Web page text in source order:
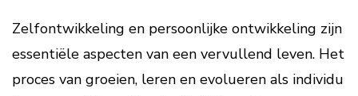
Zelfontwikkeling en persoonlijke ontwikkeling zijn
essentiële aspecten van een vervullend leven. Het
proces van groeien, leren en evolueren als individu